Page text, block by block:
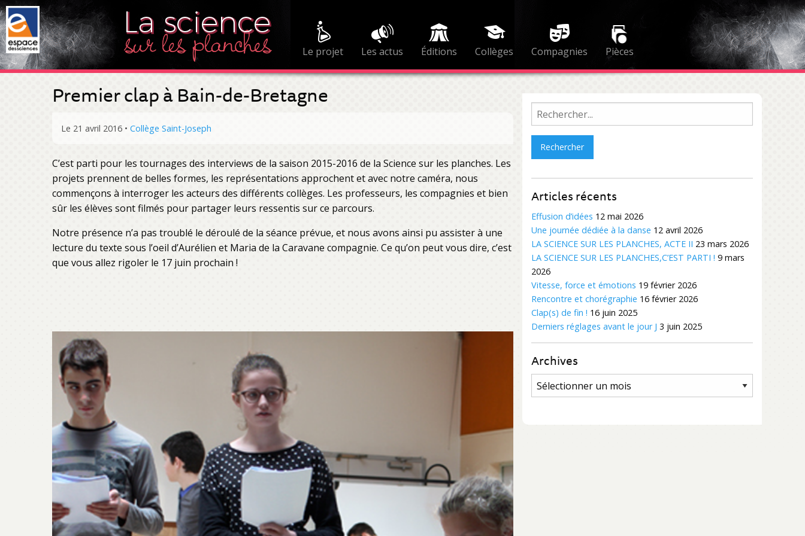
Le projet Les actus Éditions Collèges Compagnies Pièces
Premier clap à Bain-de-Bretagne
Le 21 avril 2016 • Collège Saint-Joseph
C’est parti pour les tournages des interviews de la saison 2015-2016 de la Science sur les planches. Les
projets prennent de belles formes, les représentations approchent et avec notre caméra, nous
commençons à interroger les acteurs des différents collèges. Les professeurs, les compagnies et bien
sûr les élèves sont filmés pour partager leurs ressentis sur ce parcours.
Notre présence n’a pas troublé le déroulé de la séance prévue, et nous avons ainsi pu assister à une
lecture du texte sous l’oeil d’Aurélien et Maria de la Caravane compagnie. Ce qu’on peut vous dire, c’est
que vous allez rigoler le 17 juin prochain !
Rechercher :
Articles récents
Effusion d’idées 12 mai 2026
Une journée dédiée à la danse 12 avril 2026
LA SCIENCE SUR LES PLANCHES, ACTE II 23 mars 2026
LA SCIENCE SUR LES PLANCHES,C’EST PARTI ! 9 mars
2026
Vitesse, force et émotions 19 février 2026
Rencontre et chorégraphie 16 février 2026
Clap(s) de fin ! 16 juin 2025
Derniers réglages avant le jour J 3 juin 2025
Archives
Archives